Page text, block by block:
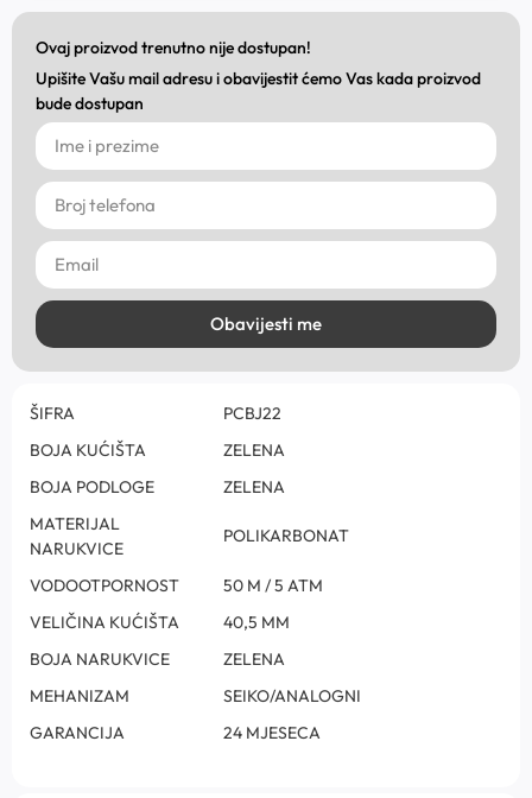
Ovaj proizvod trenutno nije dostupan!
Upišite Vašu mail adresu i obavijestit ćemo Vas kada proizvod
bude dostupan
Obavijesti me
ŠIFRA
PCBJ22
BOJA KUĆIŠTA
ZELENA
BOJA PODLOGE
ZELENA
MATERIJAL
NARUKVICE
POLIKARBONAT
VODOOTPORNOST
50 M / 5 ATM
VELIČINA KUĆIŠTA
40,5 MM
BOJA NARUKVICE
ZELENA
MEHANIZAM
SEIKO/ANALOGNI
GARANCIJA
24 MJESECA